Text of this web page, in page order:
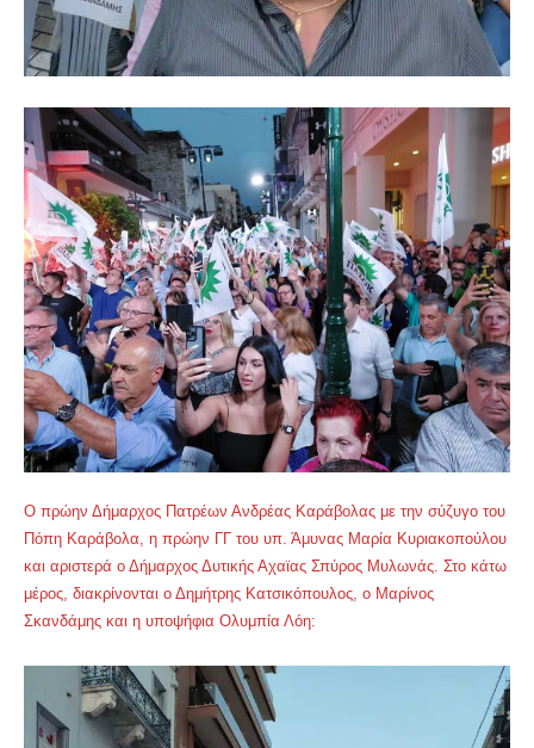
Ο πρώην Δήμαρχος Πατρέων Ανδρέας Καράβολας με την σύζυγο του
Πόπη Καράβολα, η πρώην ΓΓ του υπ. Άμυνας Μαρία Κυριακοπούλου
και αριστερά ο Δήμαρχος Δυτικής Αχαϊας Σπύρος Μυλωνάς. Στο κάτω
μέρος, διακρίνονται ο Δημήτρης Κατσικόπουλος, ο Μαρίνος
Σκανδάμης και η υποψήφια Ολυμπία Λόη: